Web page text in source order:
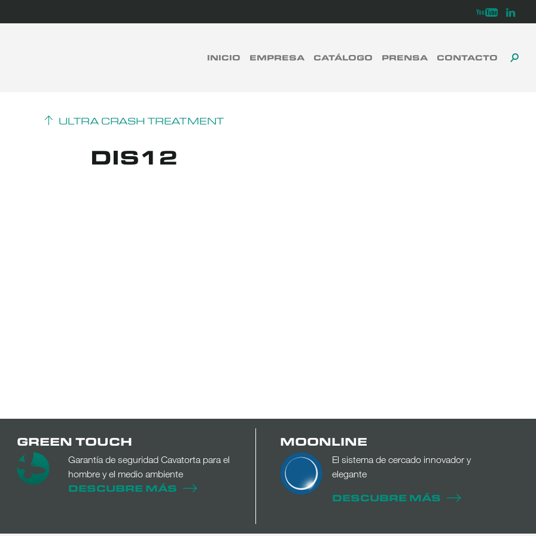
Youtube
INICIO EMPRESA CATÁLOGO PRENSA CONTACTO
CERRAR
ULTRA CRASH TREATMENT
DIS12
GREEN TOUCH
Garantía de seguridad Cavatorta para el
hombre y el medio ambiente
DESCUBRE MÁS
MOONLINE
El sistema de cercado innovador y
elegante
DESCUBRE MÁS